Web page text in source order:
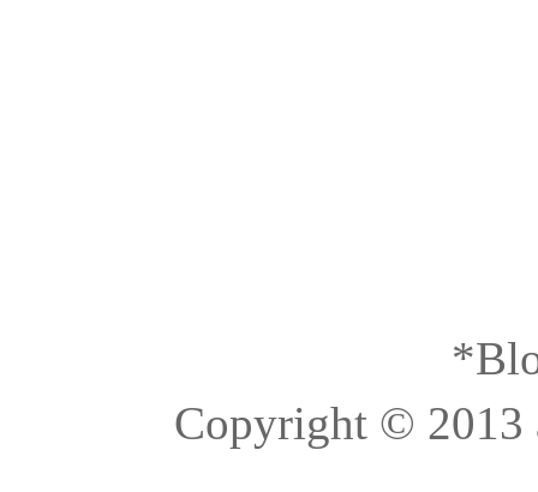
Copyright © 2013